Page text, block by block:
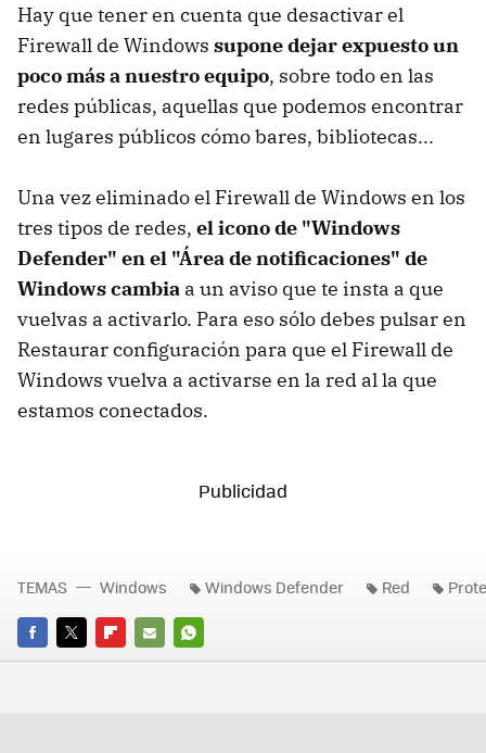
Hay que tener en cuenta que desactivar el
Firewall de Windows supone dejar expuesto un
poco más a nuestro equipo, sobre todo en las
redes públicas, aquellas que podemos encontrar
en lugares públicos cómo bares, bibliotecas...
Una vez eliminado el Firewall de Windows en los
tres tipos de redes, el icono de "Windows
Defender" en el "Área de notificaciones" de
Windows cambia a un aviso que te insta a que
vuelvas a activarlo. Para eso sólo debes pulsar en
Restaurar configuración para que el Firewall de
Windows vuelva a activarse en la red al la que
estamos conectados.
FACEBOOK
TWITTERFLIPBOARD
E-
WHATSAPP
TEMAS Windows Windows Defender Red